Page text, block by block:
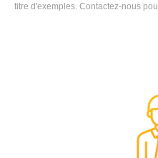
titre d'exemples. Contactez-nous